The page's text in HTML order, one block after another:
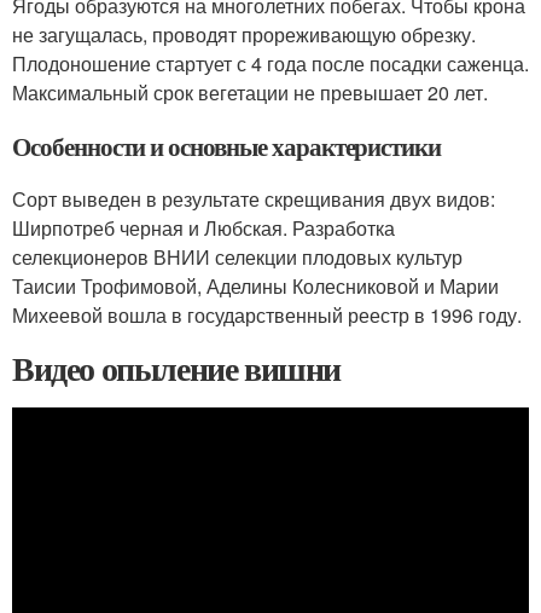
Ягоды образуются на многолетних побегах. Чтобы крона
не загущалась, проводят прореживающую обрезку.
Плодоношение стартует с 4 года после посадки саженца.
Максимальный срок вегетации не превышает 20 лет.
Особенности и основные характеристики
Сорт выведен в результате скрещивания двух видов:
Ширпотреб черная и Любская. Разработка
селекционеров ВНИИ селекции плодовых культур
Таисии Трофимовой, Аделины Колесниковой и Марии
Михеевой вошла в государственный реестр в 1996 году.
Видео опыление вишни